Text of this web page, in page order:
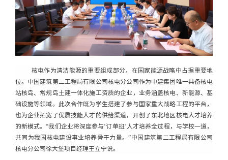
核电作为清洁能源的重要组成部分，在国家能源战略中占据重要地
位。中国建筑第二工程局有限公司核电分公司作为中建集团唯一具备核电
站核岛、常规岛土建一体化施工资质的企业，业务涵盖核电、新能源、基
础设施等领域。此次合作既为学生搭建了参与国家重大战略工程的平台，
也为企业拓宽了优质技能人才的供给渠道，开创了东北地区核电人才培养
的新模式。“我们企业将深度参与‘订单班’人才培养全过程，与学校一道，
共同为我国核电建设事业培养骨干力量。”中国建筑第二工程局有限公司
核电分公司徐大堡项目经理王立宁说。